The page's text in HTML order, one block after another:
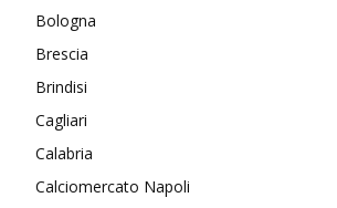
Bologna
Brescia
Brindisi
Cagliari
Calabria
Calciomercato Napoli